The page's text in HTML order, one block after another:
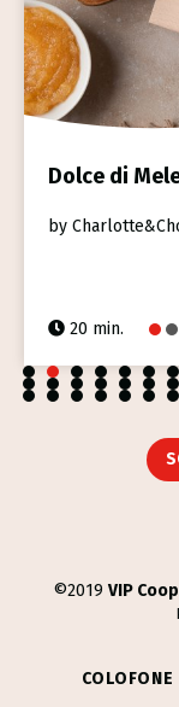
Dolce di
by
20 min.
1 2 3 4 5 6 7
22 23 24 25 26 27 28
43 44 45 46 47 48 49
©2019 VIP
COLOFONE